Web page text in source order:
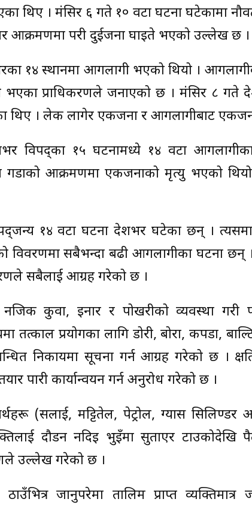
थिए । मंसिर ६ गते १० वटा घटना घटेकामा
आक्रमणमा परी दुईजना घाइते भएकाे उल्लेख छ ।
१४ स्थानमा आगलागी भएको थियो ।
भएका प्राधिकरणले जनाएको छ । मंसिर ८ गते
थिए । लेक लागेर एकजना र आगलागीबाट
विपद्का १५ घटनामध्ये १४ वटा
गैंडाको आक्रमणमा एकजनाको मृत्यु भएको
१४ वटा घटना देशभर घटेका छन् ।
विवरणमा सबैभन्दा बढी आगलागीका घटना छन्
सबैलाई आग्रह गरेको छ ।
कुवा, इनार र पोखरीको व्यवस्था गरी
तत्काल प्रयोगका लागि डोरी, बोरा, कपडा,
निकायमा सूचना गर्न आग्रह गरेको छ ।
पारी कार्यान्वयन गर्न अनुरोध गरेको छ ।
(सलाई, मट्टितेल, पेट्रोल, ग्यास सिलिण्डर
दौडन नदिइ भुइँमा सुताएर टाउकोदेखि
उल्लेख गरेको छ ।
जानुपरेमा तालिम प्राप्त